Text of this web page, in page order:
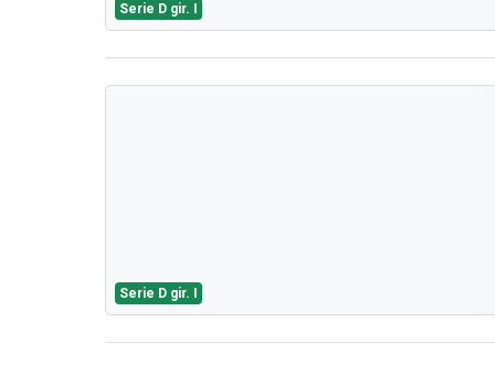
Serie D gir. I
Serie D gir. I